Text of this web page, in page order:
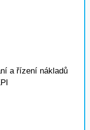
a řízení nákladů